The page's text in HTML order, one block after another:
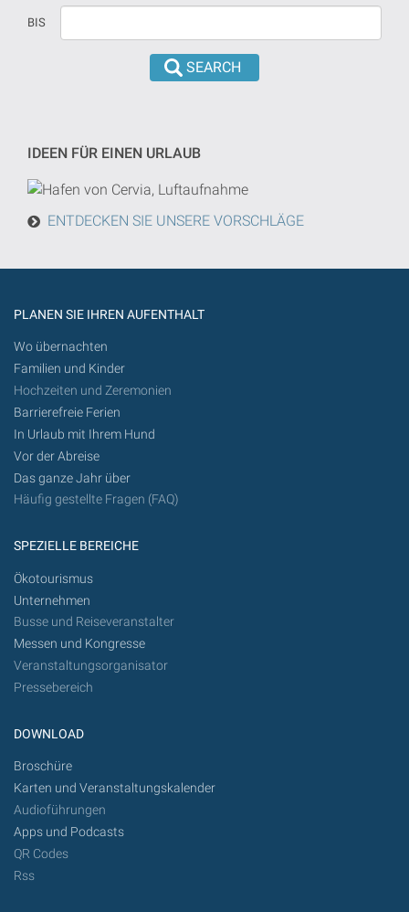
Datum
versehen
heute
in
Zukunft
werden
dd/mm/yyyy
BIS
IDEEN FÜR EINEN URLAUB
ENTDECKEN SIE UNSERE VORSCHLÄGE
PLANEN SIE IHREN AUFENTHALT
Wo übernachten
Familien und Kinder
Hochzeiten und Zeremonien
Barrierefreie Ferien
In Urlaub mit Ihrem Hund
Vor der Abreise
Das ganze Jahr über
Häufig gestellte Fragen (FAQ)
SPEZIELLE BEREICHE
Ökotourismus
Unternehmen
Busse und Reiseveranstalter
Messen und Kongresse
Veranstaltungsorganisator
Pressebereich
DOWNLOAD
Broschüre
Karten und Veranstaltungskalender
Audioführungen
Apps und Podcasts
QR Codes
Rss